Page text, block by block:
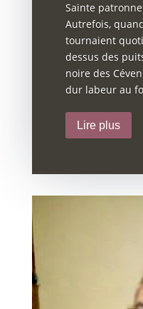
Sainte
Autrefois,
tournaient
dessus des
noire des
dur labeur au
Lire plus